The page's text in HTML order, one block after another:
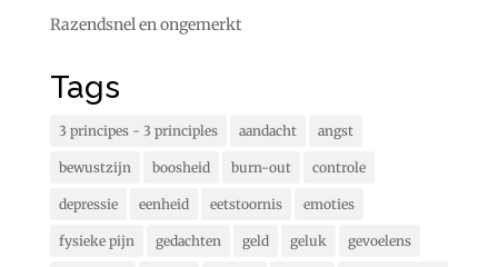
Razendsnel en ongemerkt
Tags
3 principes - 3 principles aandacht angst
bewustzijn boosheid burn-out controle
depressie eenheid eetstoornis emoties
fysieke pijn gedachten geld geluk gevoelens